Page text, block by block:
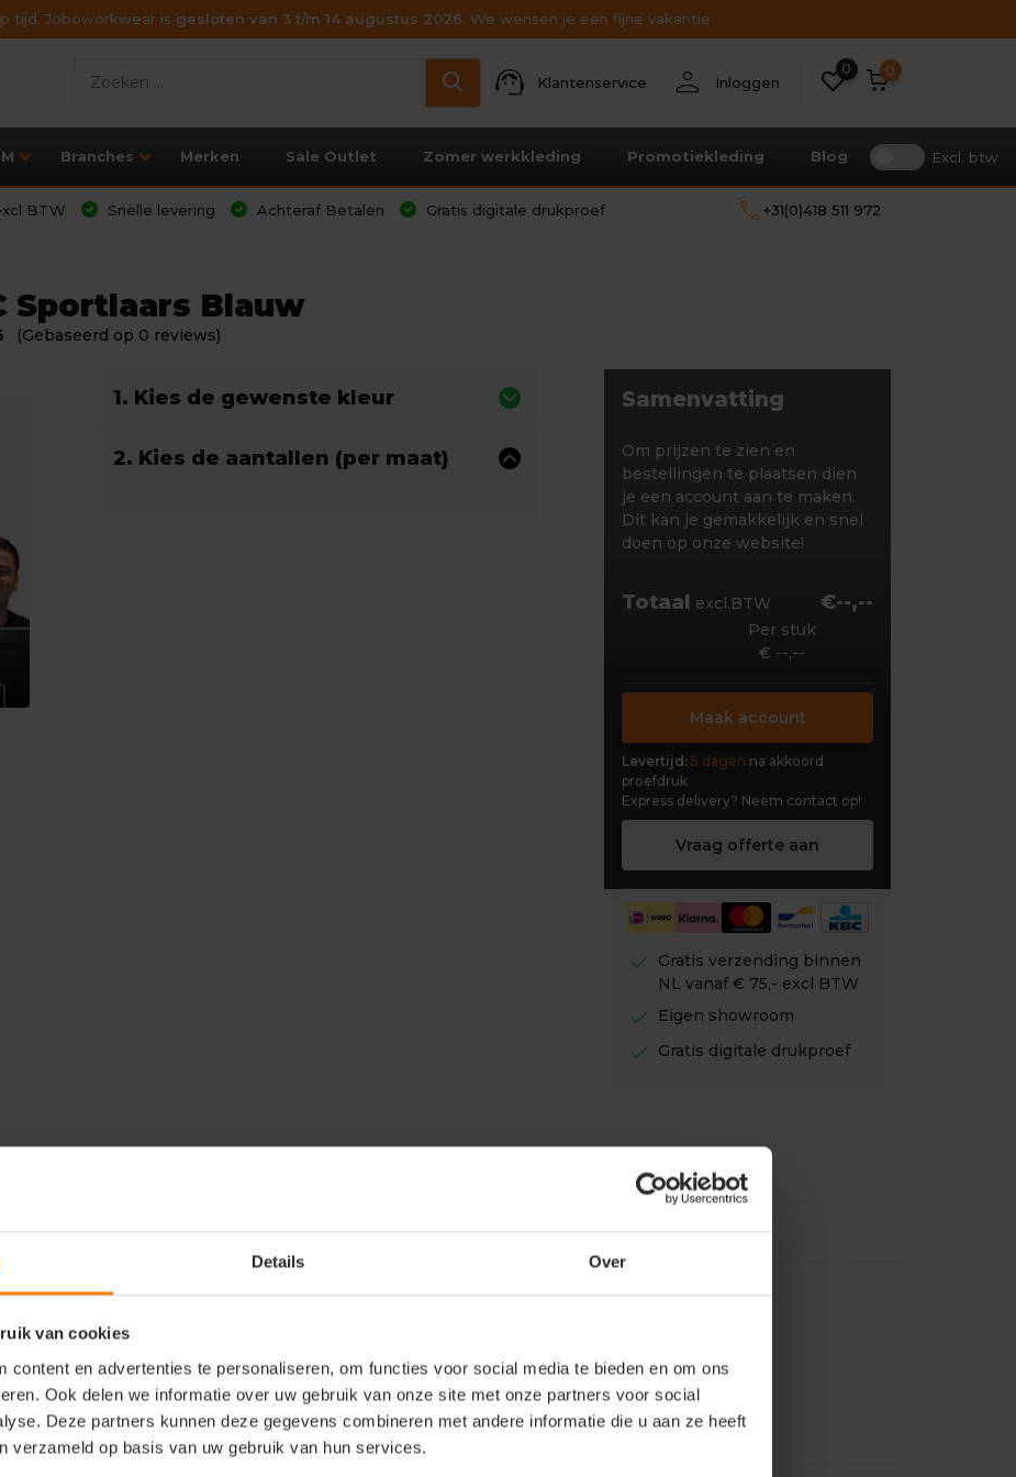
Details Over
van cookies
content en advertenties te personaliseren, om functies voor social media te bieden en om ons
Ook delen we informatie over uw gebruik van onze site met onze partners voor social
Deze partners kunnen deze gegevens combineren met andere informatie die u aan ze heeft
verzameld op basis van uw gebruik van hun services.
tijd. Joboworkwear is gesloten van 3 t/m 14 augustus 2026. We wensen je een fijne vakantie
support_agent Klantenservice person Inloggen
0 0
Branches Merken Sale Outlet Zomer werkkleding Promotiekleding Blog Excl. btw
BTW Snelle levering Achteraf Betalen Gratis digitale drukproef call +31(0)418 511 972
Sportlaars Blauw
(Gebaseerd op 0 reviews)
1. Kies de gewenste kleur
2. Kies de aantallen (per maat)
Samenvatting
Om prijzen te zien en
bestellingen te plaatsen dien
je een account aan te maken.
Dit kan je gemakkelijk en snel
doen op onze website!
Totaal excl.BTW €--,--
Per stuk
€ --,--
Maak account
Levertijd: 5 dagen na akkoord
proefdruk
Express delivery? Neem contact op!
Vraag offerte aan
check
Gratis verzending binnen
NL vanaf € 75,- excl BTW
check Eigen showroom
check Gratis digitale drukproef
Accessoires Reviews
Sportlaars bent u klaar voor